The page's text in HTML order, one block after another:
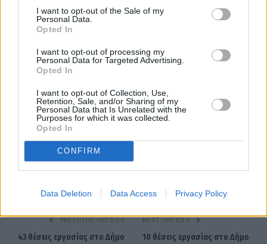
I want to opt-out of the Sale of my
Personal Data.
Opted In
I want to opt-out of processing my
Personal Data for Targeted Advertising.
Opted In
I want to opt-out of Collection, Use,
Retention, Sale, and/or Sharing of my
Personal Data that Is Unrelated with the
Purposes for which it was collected.
Opted In
CONFIRM
Data Deletion Data Access Privacy Policy
ChatGPT
FacebookTwitter PinterestLinkedInTumblr Telegram
PREVIOUS ARTICLE
43 θέσεις εργασίας στο Δήμο
NEXT ARTICLE
10 θέσεις εργασίας στο Δήμο